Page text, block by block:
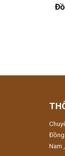
Đồng
Nam